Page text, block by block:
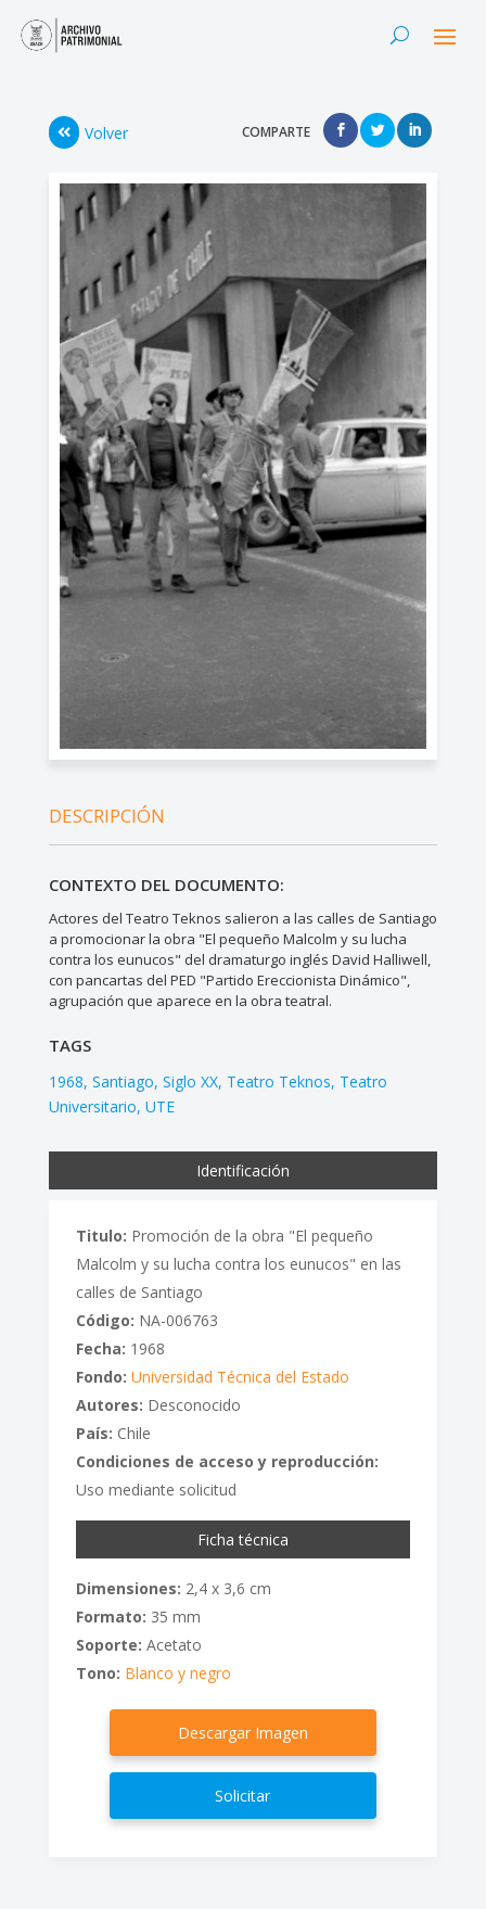
Volver COMPARTE
DESCRIPCIÓN
CONTEXTO DEL DOCUMENTO:
Actores del Teatro Teknos salieron a las calles de Santiago
a promocionar la obra "El pequeño Malcolm y su lucha
contra los eunucos" del dramaturgo inglés David Halliwell,
con pancartas del PED "Partido Ereccionista Dinámico",
agrupación que aparece en la obra teatral.
TAGS
1968 Santiago Siglo XX Teatro Teknos Teatro
Universitario UTE
Identificación
Titulo: Promoción de la obra "El pequeño
Malcolm y su lucha contra los eunucos" en las
calles de Santiago
Código: NA-006763
Fecha: 1968
Fondo: Universidad Técnica del Estado
Autores: Desconocido
País: Chile
Condiciones de acceso y reproducción:
Uso mediante solicitud
Ficha técnica
Dimensiones: 2,4 x 3,6 cm
Formato: 35 mm
Soporte: Acetato
Tono: Blanco y negro
Descargar Imagen
Solicitar